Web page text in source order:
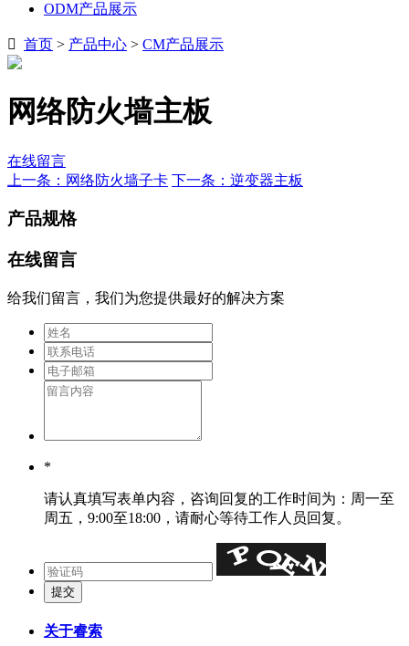
ODM产品展示
 首页 > 产品中心 > CM产品展示
网络防火墙主板
在线留言
上一条：网络防火墙子卡 下一条：逆变器主板
产品规格
在线留言
给我们留言，我们为您提供最好的解决方案
*
请认真填写表单内容，咨询回复的工作时间为：周一至
周五，9:00至18:00，请耐心等待工作人员回复。
关于睿索